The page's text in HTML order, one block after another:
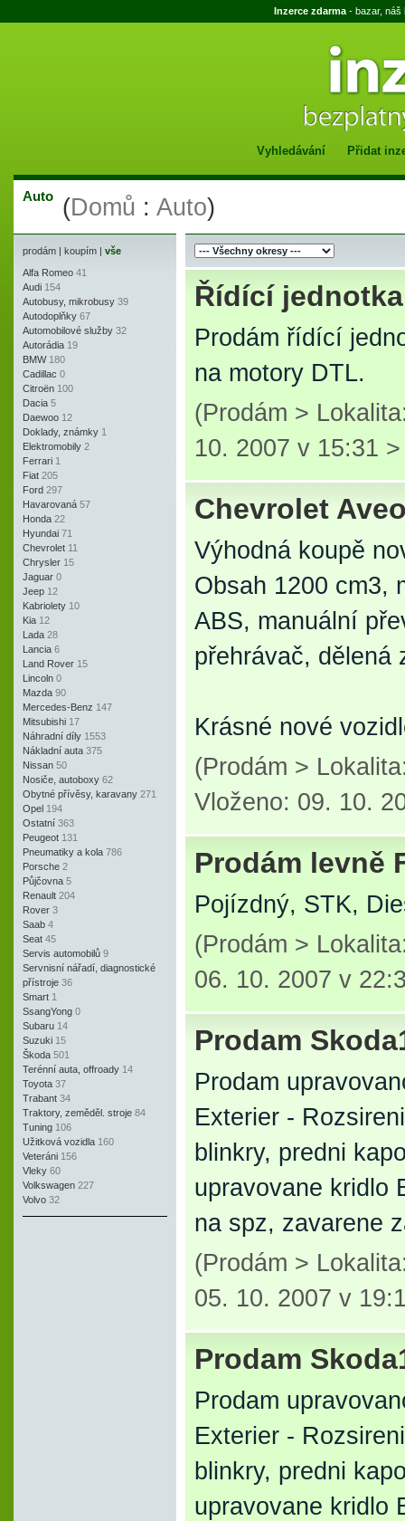
Inzerce zdarma - bazar, náš
Vyhledávání Přidat
Auto (Domů : Auto)
prodám | koupím | vše
Alfa Romeo 41
Audi 154
Autobusy, mikrobusy 39
Autodoplňky 67
Automobilové služby 32
Autorádia 19
BMW 180
Cadillac 0
Citroën 100
Dacia 5
Daewoo 12
Doklady, známky 1
Elektromobily 2
Ferrari 1
Fiat 205
Ford 297
Havarovaná 57
Honda 22
Hyundai 71
Chevrolet 11
Chrysler 15
Jaguar 0
Jeep 12
Kabriolety 10
Kia 12
Lada 28
Lancia 6
Land Rover 15
Lincoln 0
Mazda 90
Mercedes-Benz 147
Mitsubishi 17
Náhradní díly 1553
Nákladní auta 375
Nissan 50
Nosiče, autoboxy 62
Obytné přívěsy, karavany 271
Opel 194
Ostatní 363
Peugeot 131
Pneumatiky a kola 786
Porsche 2
Půjčovna 5
Renault 204
Rover 3
Saab 4
Seat 45
Servis automobilů 9
Servnisní nářadí, diagnostické
přístroje 36
Smart 1
SsangYong 0
Subaru 14
Suzuki 15
Škoda 501
Terénní auta, offroady 14
Toyota 37
Trabant 34
Traktory, zeměděl. stroje 84
Tuning 106
Užitková vozidla 160
Veteráni 156
Vleky 60
Volkswagen 227
Volvo 32
Řídící
Prodám řídící
na motory DTL.
(Prodám >
10. 2007 v 15:31
Chevrolet
Výhodná koupě
Obsah 1200 cm3,
ABS, manuální
přehrávač, dělená
Krásné nové
(Prodám >
Vloženo: 09. 10.
Prodám levně
Pojízdný, STK,
(Prodám >
06. 10. 2007 v
Prodam
Prodam
Exterier -
blinkry, predni
upravovane kridlo
na spz, zavarene
(Prodám >
05. 10. 2007 v
Prodam
Prodam
Exterier -
blinkry, predni
upravovane kridlo